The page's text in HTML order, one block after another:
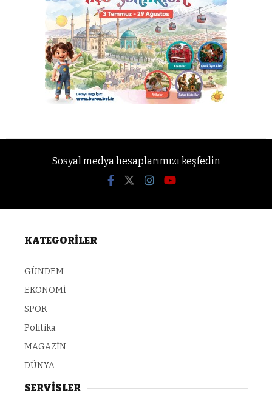
Sosyal medya hesaplarımızı keşfedin
KATEGORİLER
GÜNDEM
EKONOMİ
SPOR
Politika
MAGAZİN
DÜNYA
SERVİSLER